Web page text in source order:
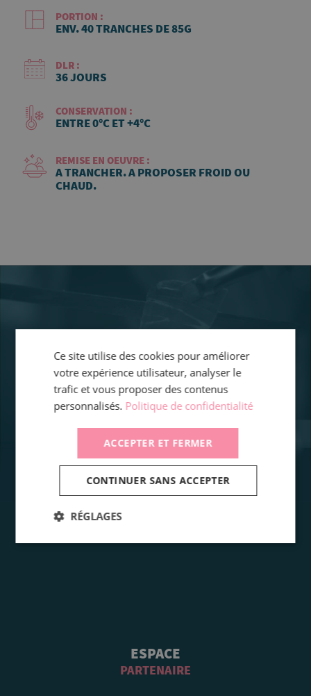
PORTION :
ENV. 40 TRANCHES DE 85G
DLR :
36 JOURS
CONSERVATION :
ENTRE 0°C ET +4°C
REMISE EN OEUVRE :
A TRANCHER. A PROPOSER FROID OU
CHAUD.
ESPACE
PARTENAIRE
Ce site utilise des cookies pour améliorer
votre expérience utilisateur, analyser le
trafic et vous proposer des contenus
personnalisés. Politique de confidentialité
ACCEPTER ET FERMER
CONTINUER SANS ACCEPTER
RÉGLAGES